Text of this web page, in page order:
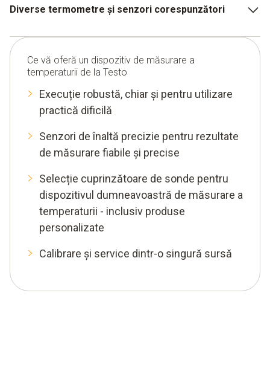
Diverse termometre și senzori corespunzători
Senzor de temperatură pentru temperaturi de suprafață
Senzor de temperatură a aerului
Senzor de penetrare
Camere de termoviziune
Ce vă oferă un dispozitiv de măsurare a
temperaturii de la Testo
Execuție robustă, chiar și pentru utilizare
practică dificilă
Senzori de înaltă precizie pentru rezultate
de măsurare fiabile și precise
Selecție cuprinzătoare de sonde pentru
dispozitivul dumneavoastră de măsurare a
temperaturii - inclusiv produse
personalizate
Calibrare și service dintr-o singură sursă